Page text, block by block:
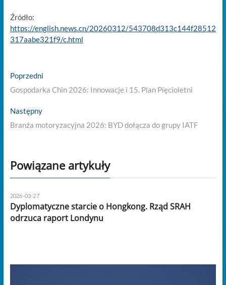
Źródło:
https://english.news.cn/20260312/543708d313c144f28512
317aabe321f9/c.html
Nawigacja
wpisu
PoprzedniPrevious
post:
Gospodarka Chin 2026: Innowacje i 15. Plan Pięcioletni
NastępnyNext
post:
Branża motoryzacyjna 2026: BYD dołącza do grupy IATF
Powiązane artykuły
2026-03-27
Dyplomatyczne starcie o Hongkong. Rząd SRAH
odrzuca raport Londynu